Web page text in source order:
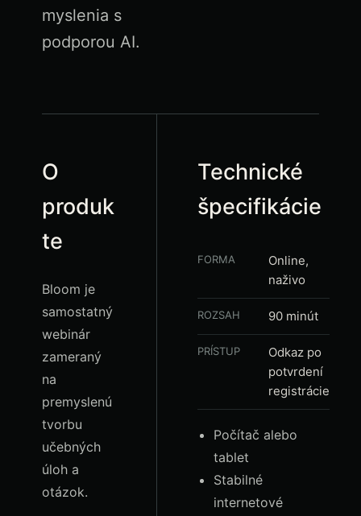
myslenia s
podporou AI.
O
produk
te
Bloom je
samostatný
webinár
zameraný
na
premyslenú
tvorbu
učebných
úloh a
otázok.
Technické
špecifikácie
FORMA
Online,
naživo
ROZSAH 90 minút
PRÍSTUP
Odkaz po
potvrdení
registrácie
Počítač alebo
tablet
Stabilné
internetové